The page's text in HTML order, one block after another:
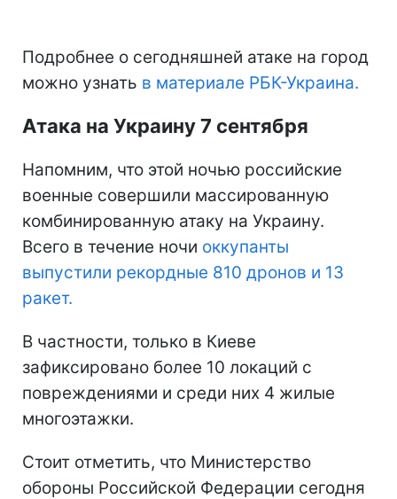
Подробнее о сегодняшней атаке на город
можно узнать в материале РБК-Украина.
Атака на Украину 7 сентября
Напомним, что этой ночью российские
военные совершили массированную
комбинированную атаку на Украину.
Всего в течение ночи оккупанты
выпустили рекордные 810 дронов и 13
ракет.
В частности, только в Киеве
зафиксировано более 10 локаций с
повреждениями и среди них 4 жилые
многоэтажки.
Стоит отметить, что Министерство
обороны Российской Федерации сегодня